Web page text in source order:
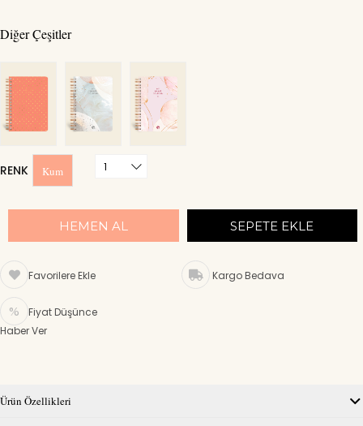
Diğer Çeşitler
RENK Kum
Favorilere Ekle Kargo Bedava
Fiyat Düşünce
Haber Ver
Ürün Özellikleri